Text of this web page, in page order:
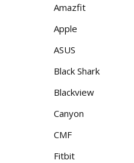
Amazfit
Apple
ASUS
Black Shark
Blackview
Canyon
CMF
Fitbit